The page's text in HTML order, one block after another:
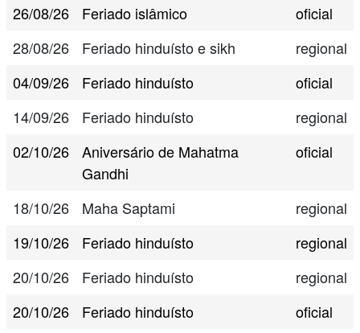
26/08/26
Feriado islâmico
oficial
28/08/26
Feriado hinduísto e sikh
regional
04/09/26
Feriado hinduísto
oficial
14/09/26
Feriado hinduísto
regional
02/10/26
Aniversário de Mahatma
Gandhi
oficial
18/10/26 Maha Saptami
regional
19/10/26
Feriado hinduísto
regional
20/10/26
Feriado hinduísto
regional
20/10/26
Feriado hinduísto
oficial